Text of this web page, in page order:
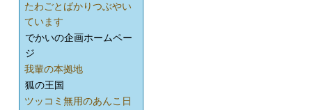
たわごとばかりつぶやい
ています
でかいの企画ホームペー
ジ
我輩の本拠地
狐の王国
ツッコミ無用のあんこ日